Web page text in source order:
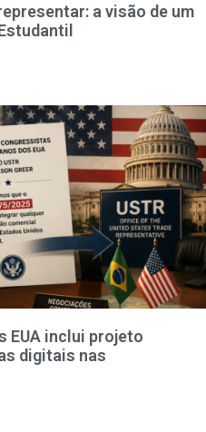
a visão de um
EUA inclui projeto
digitais nas